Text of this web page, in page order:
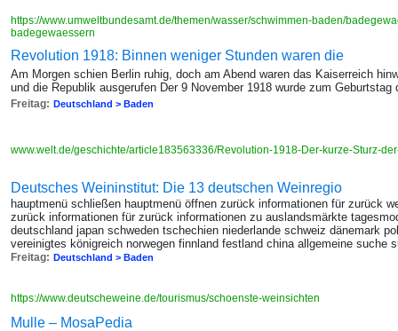
https://www.umweltbundesamt.de/themen/wasser/schwimmen-baden/
badegewaessern
Revolution 1918: Binnen weniger Stunden waren die
Am Morgen schien Berlin ruhig, doch am Abend waren das Kaiserreich
und die Republik ausgerufen Der 9 November 1918 wurde zum Geburtstag
Freitag: Deutschland > Baden
www.welt.de/geschichte/article183563336/Revolution-1918-Der-kurze-Sturz-
Deutsches Weininstitut: Die 13 deutschen Weinregio
hauptmenü schließen hauptmenü öffnen zurück informationen für zurück
zurück informationen für zurück informationen zu auslandsmärkte
deutschland japan schweden tschechien niederlande schweiz dänemark
vereinigtes königreich norwegen finnland festland china allgemeine suche
Freitag: Deutschland > Baden
https://www.deutscheweine.de/tourismus/schoenste-weinsichten
Mulle – MosaPedia